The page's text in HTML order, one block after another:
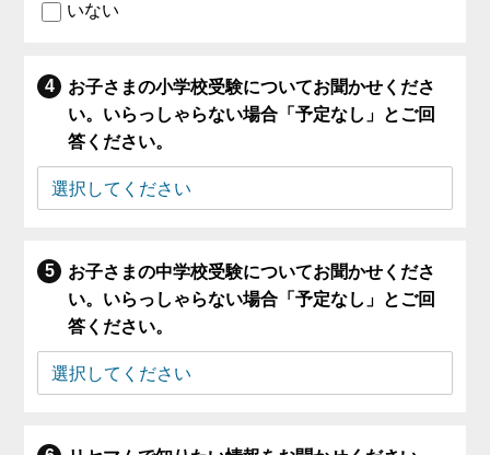
いない
お子さまの小学校受験についてお聞かせくださ
い。いらっしゃらない場合「予定なし」とご回
答ください。
お子さまの中学校受験についてお聞かせくださ
い。いらっしゃらない場合「予定なし」とご回
答ください。